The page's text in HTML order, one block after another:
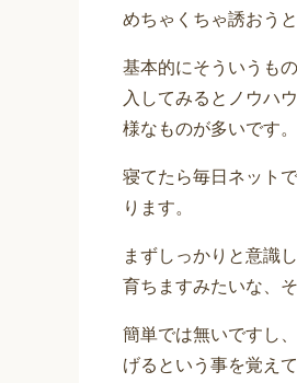
めちゃくちゃ誘おう
基本的にそういうも
入してみるとノウハ
様なものが多いです。
寝てたら毎日ネット
ります。
まずしっかりと意識
育ちますみたいな、
簡単では無いですし
げるという事を覚え